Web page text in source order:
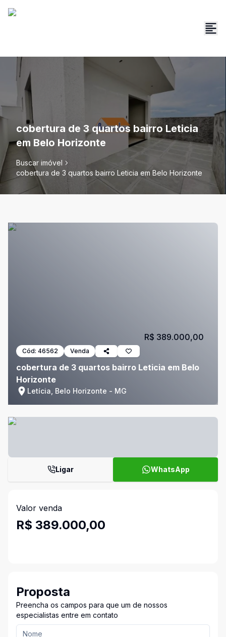
cobertura de 3 quartos bairro Leticia
em Belo Horizonte
Buscar imóvel
cobertura de 3 quartos bairro Leticia em Belo Horizonte
Cód: 46562 Venda
cobertura de 3 quartos bairro Leticia em Belo
Horizonte
Letícia, Belo Horizonte - MG
R$ 389.000,00
Ligar WhatsApp
Valor venda
R$ 389.000,00
Proposta
Preencha os campos para que um de nossos
especialistas entre em contato